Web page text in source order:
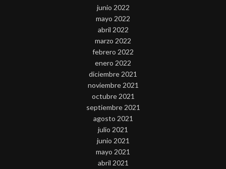
junio 2022
mayo 2022
abril 2022
marzo 2022
febrero 2022
enero 2022
diciembre 2021
noviembre 2021
octubre 2021
septiembre 2021
agosto 2021
julio 2021
junio 2021
mayo 2021
abril 2021